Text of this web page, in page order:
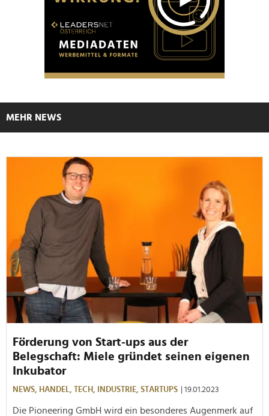
MEHR NEWS
Förderung von Start-ups aus der
Belegschaft: Miele gründet seinen eigenen
Inkubator
NEWS, HANDEL, TECH, INDUSTRIE, STARTUPS | 19.01.2023
Die Pioneering GmbH wird ein besonderes Augenmerk auf